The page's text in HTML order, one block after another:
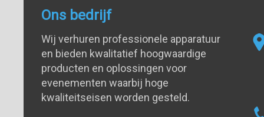
Ons bedrijf
Wij verhuren professionele apparatuur
en bieden kwalitatief hoogwaardige
producten en oplossingen voor
evenementen waarbij hoge
kwaliteitseisen worden gesteld.